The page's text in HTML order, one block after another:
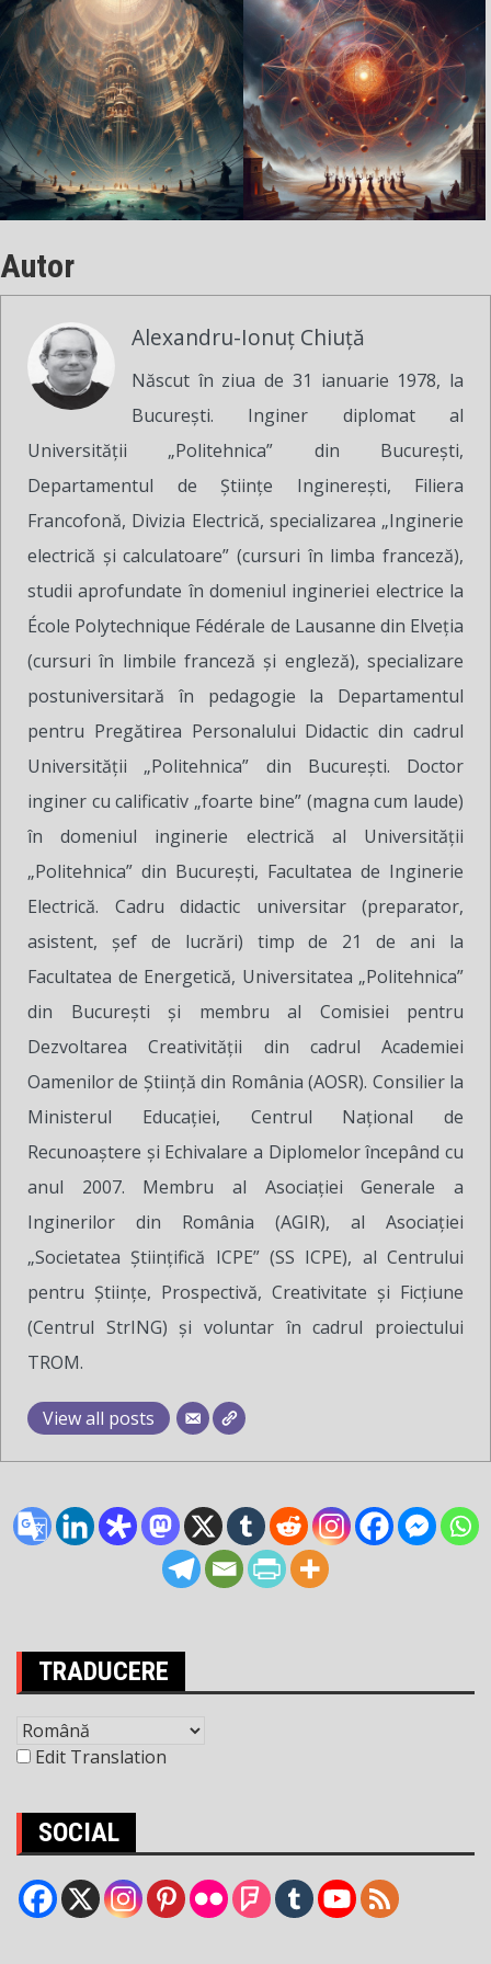
Autor
Alexandru-Ionuț Chiuță
Născut în ziua de 31 ianuarie 1978, la
București. Inginer diplomat al
Universității „Politehnica” din București,
Departamentul de Științe Inginerești, Filiera
Francofonă, Divizia Electrică, specializarea „Inginerie
electrică și calculatoare” (cursuri în limba franceză),
studii aprofundate în domeniul ingineriei electrice la
École Polytechnique Fédérale de Lausanne din Elveția
(cursuri în limbile franceză și engleză), specializare
postuniversitară în pedagogie la Departamentul
pentru Pregătirea Personalului Didactic din cadrul
Universității „Politehnica” din București. Doctor
inginer cu calificativ „foarte bine” (magna cum laude)
în domeniul inginerie electrică al Universității
„Politehnica” din București, Facultatea de Inginerie
Electrică. Cadru didactic universitar (preparator,
asistent, șef de lucrări) timp de 21 de ani la
Facultatea de Energetică, Universitatea „Politehnica”
din București și membru al Comisiei pentru
Dezvoltarea Creativității din cadrul Academiei
Oamenilor de Știință din România (AOSR). Consilier la
Ministerul Educației, Centrul Național de
Recunoaștere și Echivalare a Diplomelor începând cu
anul 2007. Membru al Asociației Generale a
Inginerilor din România (AGIR), al Asociației
„Societatea Științifică ICPE” (SS ICPE), al Centrului
pentru Științe, Prospectivă, Creativitate și Ficțiune
(Centrul StrING) și voluntar în cadrul proiectului
TROM.
View all posts
TRADUCERE
Edit Translation
SOCIAL